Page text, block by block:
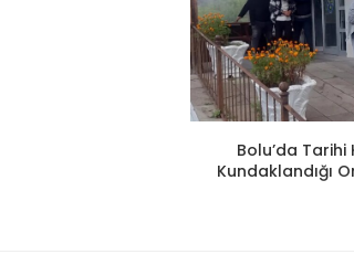
Bolu’da Tarihi
Kundaklandığı